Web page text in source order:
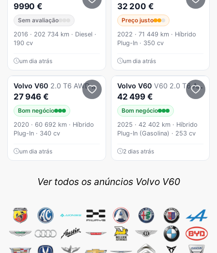
9990 €
Sem avaliação
2016 · 202 734 km · Diesel ·
190 cv
um dia atrás
32 200 €
Preço justo
2022 · 71 449 km · Híbrido
Plug-In · 350 cv
um dia atrás
Volvo V60 2.0 T6 AWD TE Inscription
27 946 €
Bom negócio
2020 · 60 692 km · Híbrido
Plug-In · 340 cv
um dia atrás
Volvo V60 V60 2.0 T6 Awd Te Essential
42 499 €
Bom negócio
2025 · 42 402 km · Híbrido
Plug-In (Gasolina) · 253 cv
2 dias atrás
Ver todos os anúncios Volvo V60